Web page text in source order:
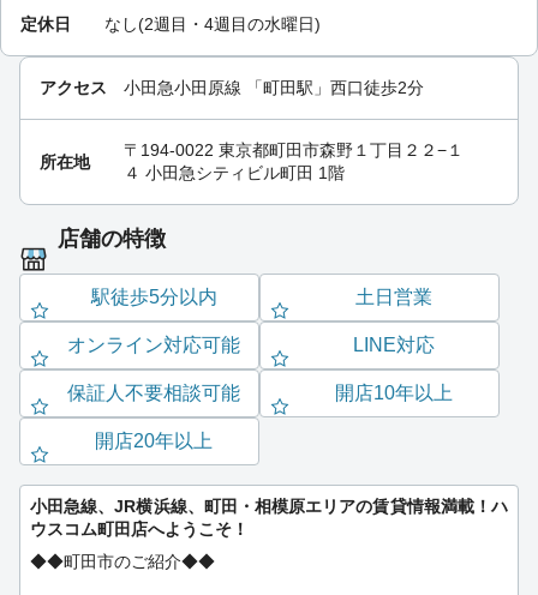
定休日 なし(2週目・4週目の水曜日)
アクセス 小田急小田原線 「町田駅 」西口徒歩2分
所在地
〒194-0022 東京都町田市森野１丁目２２−１
４ 小田急シティビル町田 1階
店舗の特徴
駅徒歩5分以内 土日営業
オンライン対応可能 LINE対応
保証人不要相談可能 開店10年以上
開店20年以上
小田急線、JR横浜線、町田・相模原エリアの賃貸情報満載！ハ
ウスコム町田店へようこそ！
◆◆町田市のご紹介◆◆